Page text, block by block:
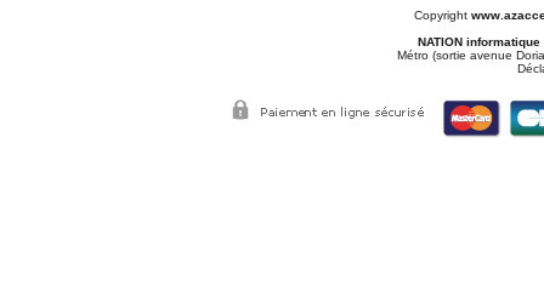
Copyright
NATION informatique
Métro (sortie avenue